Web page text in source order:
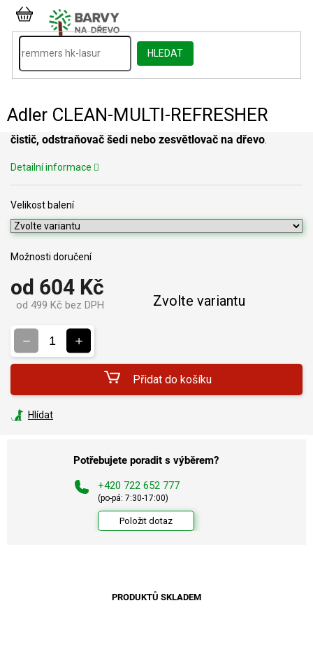
Přejít
obsah
HLEDAT
NÁKUPNÍ
KOŠÍK
Adler CLEAN-MULTI-REFRESHER
od 604 Kč
od 499 Kč bez DPH Zvolte variantu
Velikost balení
Možnosti doručení
Přidat do košíku
čistič, odstraňovač šedi nebo zesvětlovač na dřevo.
Detailní informace
Hlídat
Potřebujete poradit s výběrem?
+420 722 652 777
(po-pá: 7:30-17:00)
Položit dotaz
PRODUKTŮ SKLADEM